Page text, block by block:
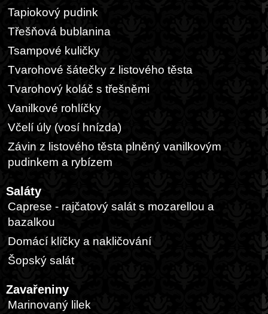
Tapiokový pudink
Třešňová bublanina
Tsampové kuličky
Tvarohové šátečky z listového těsta
Tvarohový koláč s třešněmi
Vanilkové rohlíčky
Včelí úly (vosí hnízda)
Závin z listového těsta plněný vanilkovým
pudinkem a rybízem
Saláty
Caprese - rajčatový salát s mozarellou a
bazalkou
Domácí klíčky a nakličování
Šopský salát
Zavařeniny
Marinovaný lilek